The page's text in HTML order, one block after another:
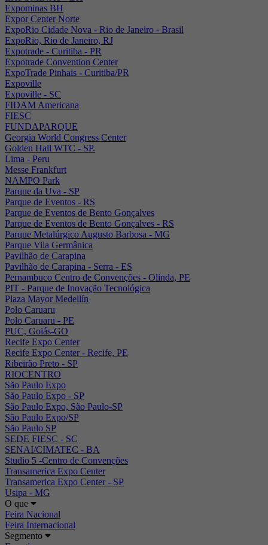
Expominas BH
Expor Center Norte
ExpoRio Cidade Nova - Rio de Janeiro - Brasil
ExpoRio, Rio de Janeiro, RJ
Expotrade - Curitiba - PR
Expotrade Convention Center
ExpoTrade Pinhais - Curitiba/PR
Expoville
Expoville - SC
FIDAM Americana
FIESC
FUNDAPARQUE
Georgia World Congress Center
Golden Hall WTC - SP.
Lima - Peru
Messe Frankfurt
NAMPO Park
Parque da Uva - SP
Parque de Eventos - RS
Parque de Eventos de Bento Gonçalves
Parque de Eventos de Bento Gonçalves - RS
Parque Metalúrgico Augusto Barbosa - MG
Parque Vila Germânica
Pavilhão de Carapina
Pavilhão de Carapina - Serra - ES
Pernambuco Centro de Convenções - Olinda, PE
PIT - Parque de Inovação Tecnológica
Plaza Mayor Medellín
Polo Caruaru
Polo Caruaru - PE
PUC, Goiás-GO
Recife Expo Center
Recife Expo Center - Recife, PE
Ribeirão Preto - SP
RIOCENTRO
São Paulo Expo
São Paulo Expo - SP
São Paulo Expo, São Paulo-SP
São Paulo Expo/SP
São Paulo SP
SEDE FIESC - SC
SENAI/CIMATEC - BA
Studio 5 -Centro de Convenções
Transamerica Expo Center
Transamerica Expo Center - SP
Usipa - MG
O que
Feira Nacional
Feira Internacional
Segmento